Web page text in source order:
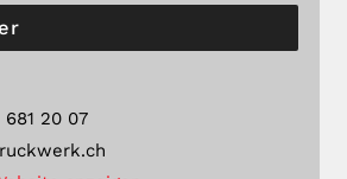
681 20 07